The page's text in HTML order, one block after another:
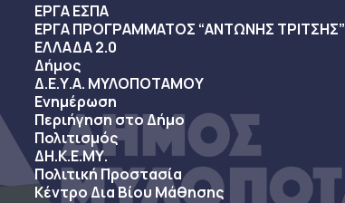
ΕΡΓΑ ΕΣΠΑ
ΕΡΓΑ ΠΡΟΓΡΑΜΜΑΤΟΣ “ΑΝΤΩΝΗΣ ΤΡΙΤΣΗΣ”
ΕΛΛΑΔΑ 2.0
Δήμος
Δ.Ε.Υ.Α. ΜΥΛΟΠΟΤΑΜΟΥ
Ενημέρωση
Περιήγηση στο Δήμο
Πολιτισμός
ΔΗ.Κ.Ε.ΜΥ.
Πολιτική Προστασία
Κέντρο Δια Βίου Μάθησης